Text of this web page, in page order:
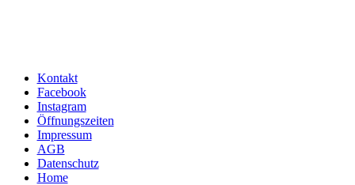
Kontakt
Facebook
Instagram
Öffnungszeiten
Impressum
AGB
Datenschutz
Home